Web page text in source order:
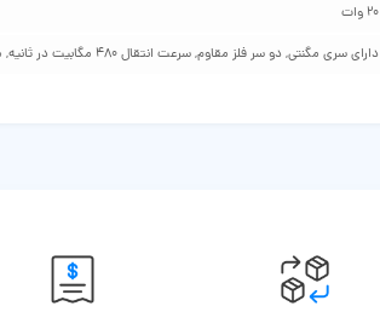
20 وات
دارای سری مگنتی, دو سر فلز مقاوم, سرعت انتقال 480 مگابیت در ثانیه, مقاومت بالا در برابر گره خوردن ، کشش و پارگی